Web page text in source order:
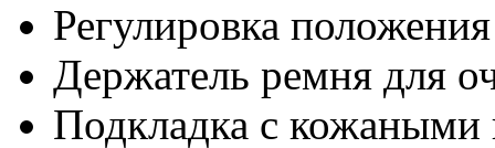
Регулировка
Держатель ремня для
Подкладка с